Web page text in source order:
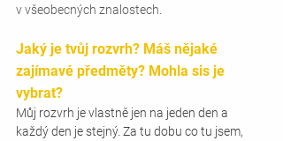
v všeobecných znalostech.
Jaký je tvůj rozvrh? Máš nějaké
zajímavé předměty? Mohla sis je
vybrat?
Můj rozvrh je vlastně jen na jeden den a
každý den je stejný. Za tu dobu co tu jsem,